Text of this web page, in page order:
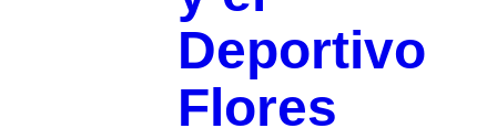
Deportivo
Flores